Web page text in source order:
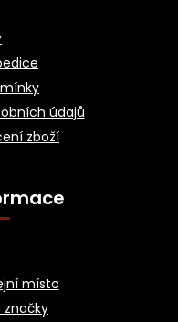
údajů
zboží
místo
značky